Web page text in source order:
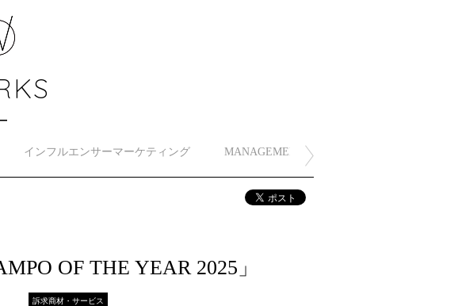
インフルエンサーマーケティング MANAGEMENT
OF THE YEAR 2025」
訴求商材・サービス